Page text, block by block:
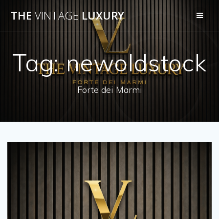
al
contenuto
THE VINTAGE LUXURY
Tag:newoldstock
Forte dei Marmi